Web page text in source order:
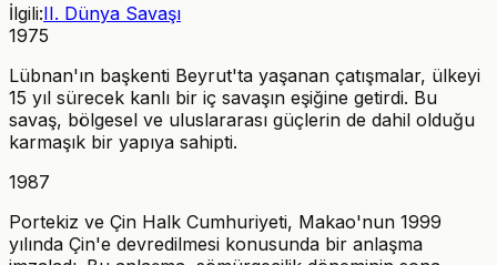
İlgili:II. Dünya Savaşı
1975
Lübnan'ın başkenti Beyrut'ta yaşanan çatışmalar, ülkeyi
15 yıl sürecek kanlı bir iç savaşın eşiğine getirdi. Bu
savaş, bölgesel ve uluslararası güçlerin de dahil olduğu
karmaşık bir yapıya sahipti.
1987
Portekiz ve Çin Halk Cumhuriyeti, Makao'nun 1999
yılında Çin'e devredilmesi konusunda bir anlaşma